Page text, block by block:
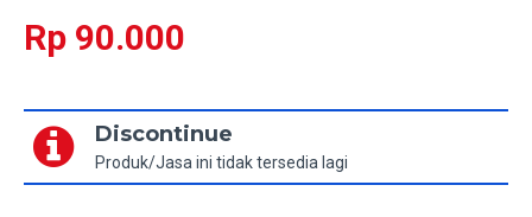
Rp 90.000
Discontinue
Produk/Jasa ini tidak tersedia lagi